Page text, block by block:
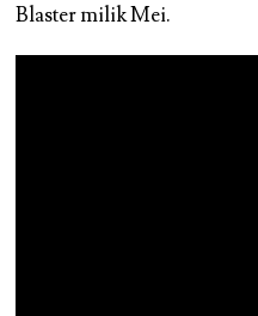
Blaster milik Mei.